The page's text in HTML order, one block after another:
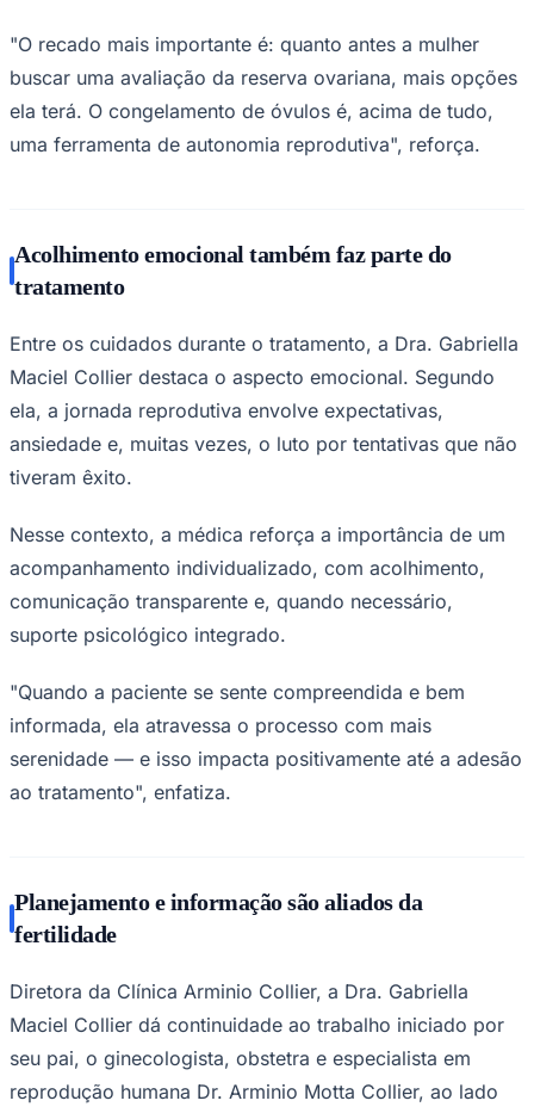
Flamengo
"O recado mais importante é: quanto antes a mulher
buscar uma avaliação da reserva ovariana, mais opções
ela terá. O congelamento de óvulos é, acima de tudo,
uma ferramenta de autonomia reprodutiva", reforça.
Acolhimento emocional também faz parte do
tratamento
Entre os cuidados durante o tratamento, a Dra. Gabriella
Maciel Collier destaca o aspecto emocional. Segundo
ela, a jornada reprodutiva envolve expectativas,
ansiedade e, muitas vezes, o luto por tentativas que não
tiveram êxito.
Nesse contexto, a médica reforça a importância de um
acompanhamento individualizado, com acolhimento,
comunicação transparente e, quando necessário,
suporte psicológico integrado.
"Quando a paciente se sente compreendida e bem
informada, ela atravessa o processo com mais
serenidade — e isso impacta positivamente até a adesão
ao tratamento", enfatiza.
Planejamento e informação são aliados da
fertilidade
Diretora da Clínica Arminio Collier, a Dra. Gabriella
Maciel Collier dá continuidade ao trabalho iniciado por
seu pai, o ginecologista, obstetra e especialista em
reprodução humana Dr. Arminio Motta Collier, ao lado